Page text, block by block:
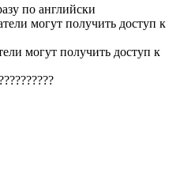
по английски
могут получить доступ к
могут получить доступ к
?????????